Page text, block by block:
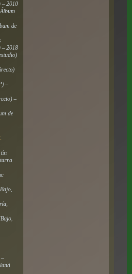
– 2010
de
– 2018
–
–
de
tin